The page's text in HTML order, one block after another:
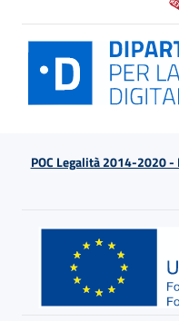
POC Legalità 2014-2020